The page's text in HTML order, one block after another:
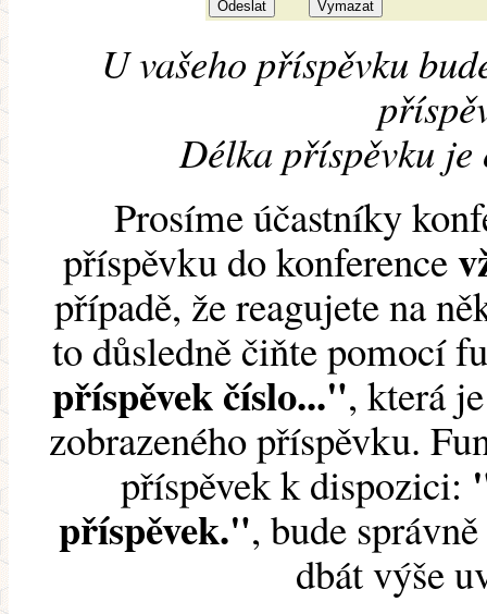
U vašeho příspěvku
Délka příspěvku je
Prosíme účastníky
příspěvku do konference
případě, že reagujete na
to důsledně čiňte pomocí
příspěvek číslo...", která
zobrazeného příspěvku.
příspěvek k dispozici:
příspěvek.", bude
dbát výše